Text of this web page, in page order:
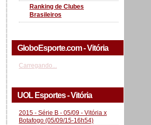
Ranking de Clubes
Brasileiros
GloboEsporte.com - Vitória
Carregando...
UOL Esportes - Vitória
2015 - Série B - 05/09 - Vitória x
Botafogo (05/09/15-16h54)